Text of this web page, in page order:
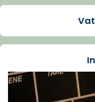
Santes de Mataró.
🔗tinyurl.com/
Foto
View on Facebook Share